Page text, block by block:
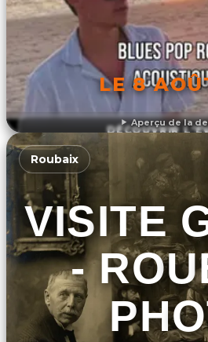
Aperçu de la
LE 8
DÉCOUVRIR
Roubaix
VISITE
-